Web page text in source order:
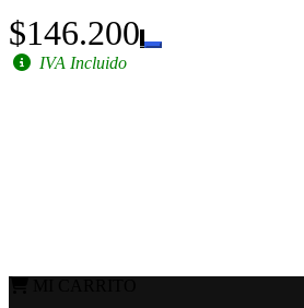
$146.200
IVA Incluido